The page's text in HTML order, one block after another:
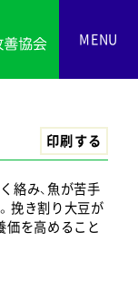
MENU
印刷する
絡み、魚が苦手
挽き割り大豆が
価を高めること